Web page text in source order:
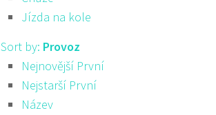
Jízda na kole
Sort by: Provoz
Nejnovější První
Nejstarší První
Název